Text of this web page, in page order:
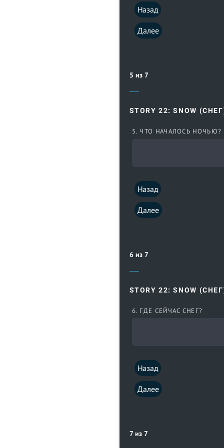
Назад
Далее
5 из 7
STORY 22: SNOW
5. ЧТО НАЧАЛОСЬ НОЧЬЮ?
Назад
Далее
6 из 7
STORY 22: SNOW
6. ГДЕ СЕЙЧАС СНЕГ?
Назад
Далее
7 из 7